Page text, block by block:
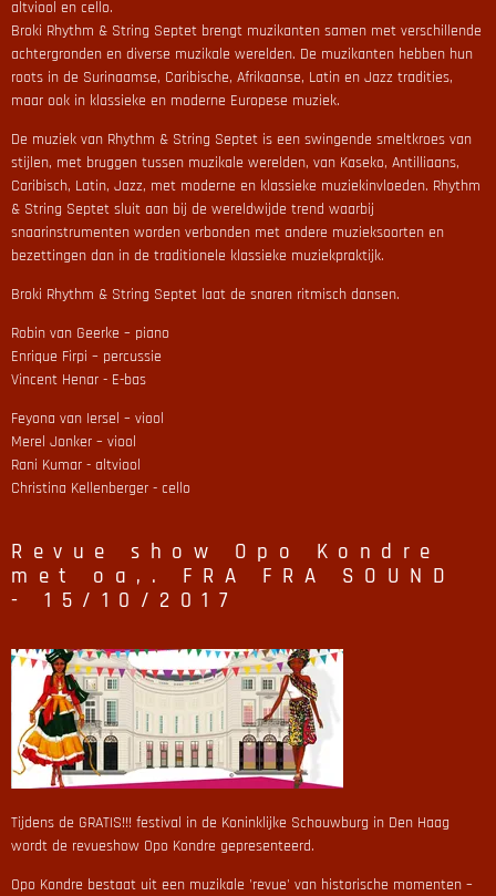
altviool en cello.
Broki Rhythm & String Septet brengt muzikanten samen met verschillende
achtergronden en diverse muzikale werelden. De muzikanten hebben hun
roots in de Surinaamse, Caribische, Afrikaanse, Latin en Jazz tradities,
maar ook in klassieke en moderne Europese muziek.
De muziek van Rhythm & String Septet is een swingende smeltkroes van
stijlen, met bruggen tussen muzikale werelden, van Kaseko, Antilliaans,
Caribisch, Latin, Jazz, met moderne en klassieke muziekinvloeden. Rhythm
& String Septet sluit aan bij de wereldwijde trend waarbij
snaarinstrumenten worden verbonden met andere muzieksoorten en
bezettingen dan in de traditionele klassieke muziekpraktijk.
Broki Rhythm & String Septet laat de snaren ritmisch dansen.
Robin van Geerke – piano
Enrique Firpi – percussie
Vincent Henar - E-bas
Feyona van Iersel – viool
Merel Jonker – viool
Rani Kumar - altviool
Christina Kellenberger - cello
Revue show Opo Kondre
met oa,. FRA FRA SOUND
- 15/10/2017
Tijdens de GRATIS!!! festival in de Koninklijke Schouwburg in Den Haag
wordt de revueshow Opo Kondre gepresenteerd.
Opo Kondre bestaat uit een muzikale 'revue' van historische momenten –